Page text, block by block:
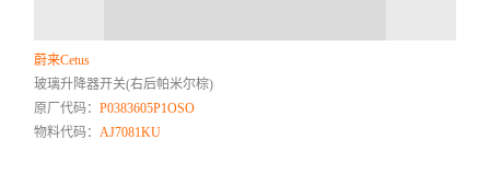
蔚来Cetus
玻璃升降器开关(右后帕米尔棕)
原厂代码：P0383605P1OSO
物料代码： AJ7081KU